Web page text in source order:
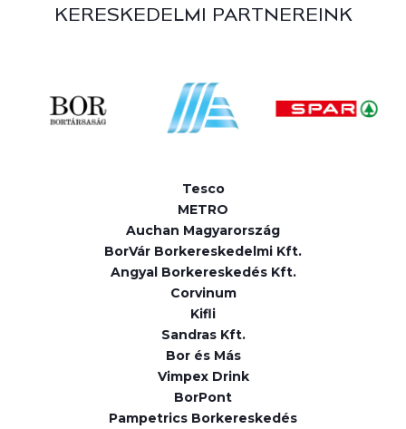
KERESKEDELMI PARTNEREINK
Tesco
METRO
Auchan Magyarország
BorVár Borkereskedelmi Kft.
Angyal Borkereskedés Kft.
Corvinum
Kifli
Sandras Kft.
Bor és Más
Vimpex Drink
BorPont
Pampetrics Borkereskedés